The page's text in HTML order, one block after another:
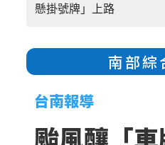
懸掛號牌」上路
南部綜
台南報導
颱風釀「